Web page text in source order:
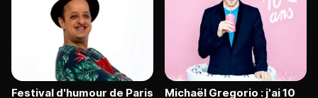
Festival d'humour de Paris
Michaël Gregorio : j'ai 10